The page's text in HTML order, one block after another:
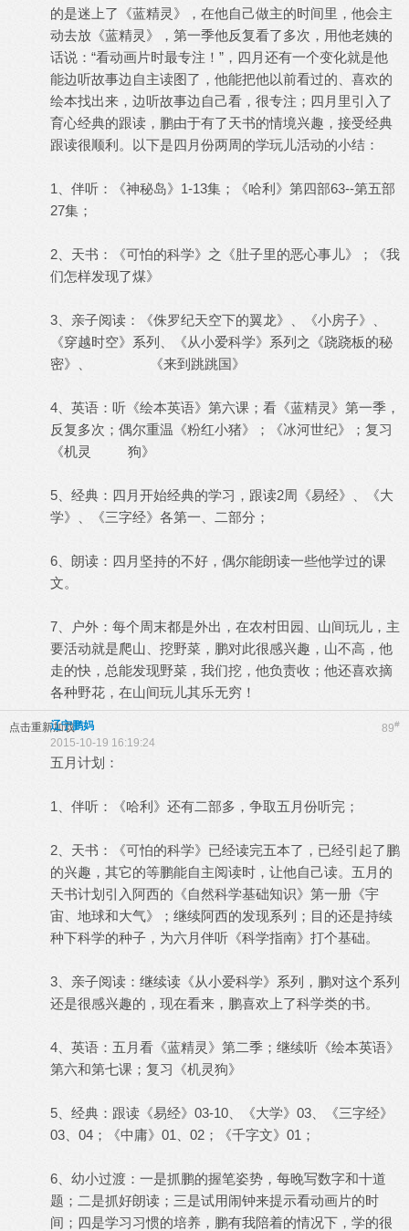
的是迷上了《蓝精灵》，在他自己做主的时间里，他会主
动去放《蓝精灵》，第一季他反复看了多次，用他老姨的
话说：“看动画片时最专注！”，四月还有一个变化就是他
能边听故事边自主读图了，他能把他以前看过的、喜欢的
绘本找出来，边听故事边自己看，很专注；四月里引入了
育心经典的跟读，鹏由于有了天书的情境兴趣，接受经典
跟读很顺利。以下是四月份两周的学玩儿活动的小结：
1、伴听：《神秘岛》1-13集；《哈利》第四部63--第五部
27集；
2、天书：《可怕的科学》之《肚子里的恶心事儿》；《我
们怎样发现了煤》
3、亲子阅读：《侏罗纪天空下的翼龙》、《小房子》、
《穿越时空》系列、《从小爱科学》系列之《跷跷板的秘
密》、 《来到跳跳国》
4、英语：听《绘本英语》第六课；看《蓝精灵》第一季，
反复多次；偶尔重温《粉红小猪》；《冰河世纪》；复习
《机灵 狗》
5、经典：四月开始经典的学习，跟读2周《易经》、《大
学》、《三字经》各第一、二部分；
6、朗读：四月坚持的不好，偶尔能朗读一些他学过的课
文。
7、户外：每个周末都是外出，在农村田园、山间玩儿，主
要活动就是爬山、挖野菜，鹏对此很感兴趣，山不高，他
走的快，总能发现野菜，我们挖，他负责收；他还喜欢摘
各种野花，在山间玩儿其乐无穷！
点击重新加载 89#
辽宁鹏妈
2015-10-19 16:19:24
五月计划：
1、伴听：《哈利》还有二部多，争取五月份听完；
2、天书：《可怕的科学》已经读完五本了，已经引起了鹏
的兴趣，其它的等鹏能自主阅读时，让他自己读。五月的
天书计划引入阿西的《自然科学基础知识》第一册《宇
宙、地球和大气》；继续阿西的发现系列；目的还是持续
种下科学的种子，为六月伴听《科学指南》打个基础。
3、亲子阅读：继续读《从小爱科学》系列，鹏对这个系列
还是很感兴趣的，现在看来，鹏喜欢上了科学类的书。
4、英语：五月看《蓝精灵》第二季；继续听《绘本英语》
第六和第七课；复习《机灵狗》
5、经典：跟读《易经》03-10、《大学》03、《三字经》
03、04；《中庸》01、02；《千字文》01；
6、幼小过渡：一是抓鹏的握笔姿势，每晚写数字和十道
题；二是抓好朗读；三是试用闹钟来提示看动画片的时
间；四是学习习惯的培养，鹏有我陪着的情况下，学的很